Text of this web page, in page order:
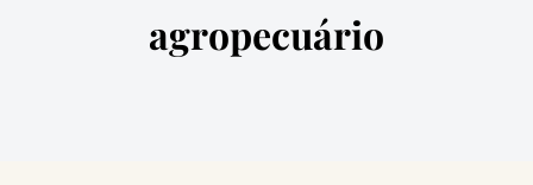
agropecuário